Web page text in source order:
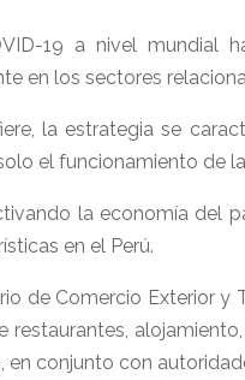
19 a nivel mundial
en los sectores
la estrategia se
el funcionamiento de
la economía del
en el Perú.
de Comercio Exterior y
restaurantes,
en conjunto con